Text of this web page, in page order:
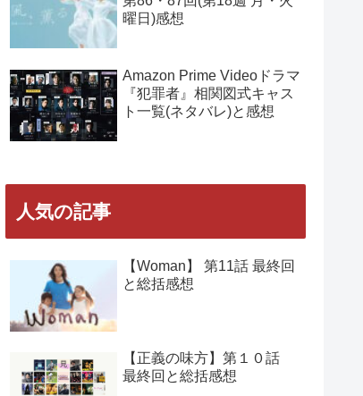
曜日)感想
Amazon Prime Videoドラマ
『犯罪者』相関図式キャス
ト一覧(ネタバレ)と感想
人気の記事
【Woman】 第11話 最終回
と総括感想
【正義の味方】第１０話
最終回と総括感想